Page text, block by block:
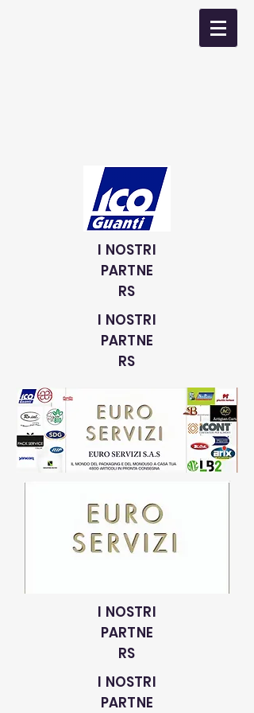
I NOSTRI
PARTNE
RS
I NOSTRI
PARTNE
RS
I NOSTRI
PARTNE
RS
I NOSTRI
PARTNE